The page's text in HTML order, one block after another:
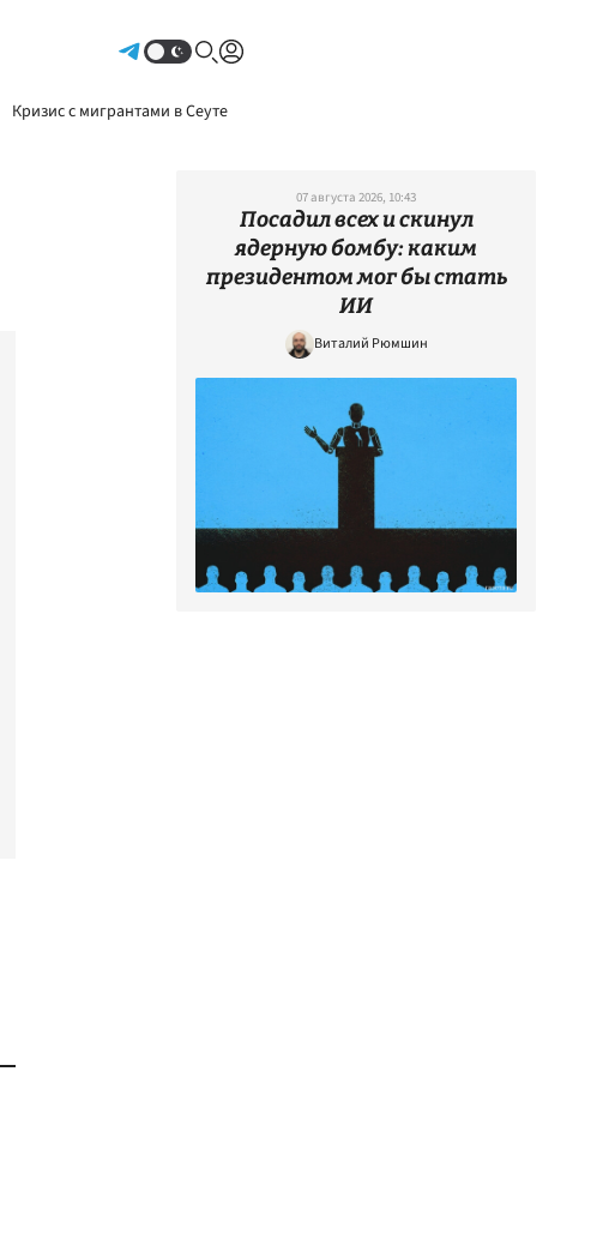
Кризис с мигрантами в Сеуте
07 августа 2026, 10:43
Посадил всех и скинул
ядерную бомбу: каким
президентом мог бы стать
ИИ
Виталий Рюмшин